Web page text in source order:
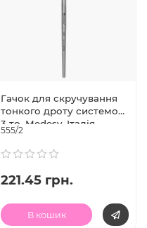
Гачок для скручування
тонкого дроту системою
3 то, Medesy, Італія
555/2
221.45 грн.
В кошик